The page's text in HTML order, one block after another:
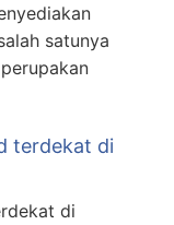
satunya
terdekat di
di